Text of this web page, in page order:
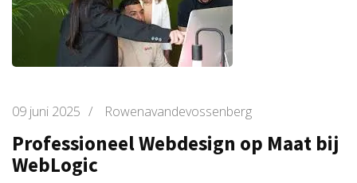
09 juni 2025 / Rowenavandevossenberg
Professioneel Webdesign op Maat bij
WebLogic